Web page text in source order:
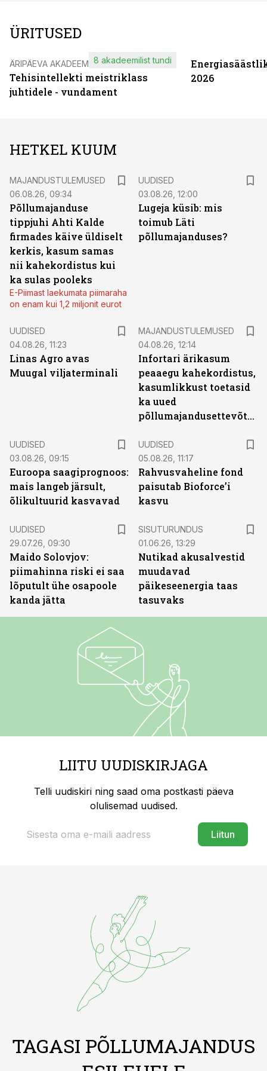
ÜRITUSED
ÄRIPÄEVA AKADEEMIA
Tehisintellekti meistriklass
juhtidele - vundament
8 akadeemilist tundi
2026
HETKEL KUUM
MAJANDUSTULEMUSED
06.08.26, 09:34
Põllumajanduse
tippjuhi Ahti Kalde
firmades käive üldiselt
kerkis, kasum samas
nii kahekordistus kui
ka sulas pooleks
E-Piimast laekumata piimaraha
on enam kui 1,2 miljonit eurot
UUDISED
03.08.26, 12:00
Lugeja küsib: mis
toimub Läti
põllumajanduses?
UUDISED
04.08.26, 11:23
Linas Agro avas
Muugal viljaterminali
MAJANDUSTULEMUSED
04.08.26, 12:14
Infortari ärikasum
peaaegu kahekordistus,
kasumlikkust toetasid
ka uued
põllumajandusettevõtted
UUDISED
03.08.26, 09:15
Euroopa saagiprognoos:
mais langeb järsult,
õlikultuurid kasvavad
UUDISED
05.08.26, 11:17
Rahvusvaheline fond
paisutab Bioforce’i
kasvu
UUDISED
29.07.26, 09:30
Maido Solovjov:
piimahinna riski ei saa
lõputult ühe osapoole
kanda jätta
SISUTURUNDUS
01.06.26, 13:29
Nutikad akusalvestid
muudavad
päikeseenergia taas
tasuvaks
LIITU UUDISKIRJAGA
Telli uudiskiri ning saad oma postkasti päeva
olulisemad uudised.
Liitun
TAGASI PÕLLUMAJANDUS